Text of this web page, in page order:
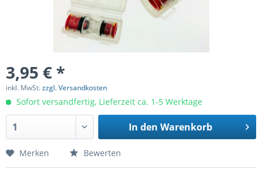
3,95 € *
inkl. MwSt.zzgl. Versandkosten
Sofort versandfertig, Lieferzeit ca. 1-5 Werktage
In den Warenkorb
Merken Bewerten